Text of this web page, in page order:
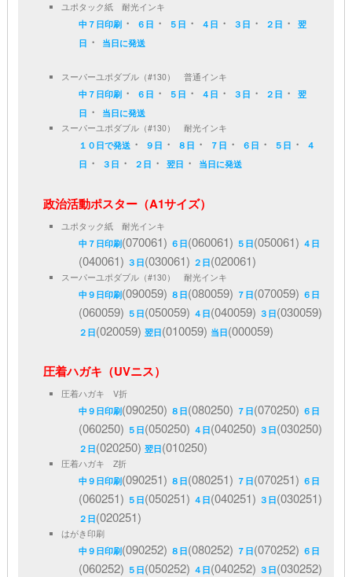
ユポタック紙 耐光インキ
中７日印刷 ・ ６日 ・ ５日 ・ ４日 ・ ３日 ・ ２日 ・翌
日 ・ 当日に発送
スーパーユポダブル（#130） 普通インキ
中７日印刷 ・ ６日 ・ ５日 ・ ４日 ・ ３日 ・ ２日 ・翌
日 ・
当日に発送
スーパーユポダブル（#130） 耐光インキ
１０日で発送 ・ ９日 ・ ８日 ・ ７日 ・ ６日 ・ ５日 ・
４
日 ・ ３日 ・ ２日 ・翌日 ・ 当日に発送
政治活動ポスター（A1サイズ）
ユポタック紙 耐光インキ
中７日印刷(070061) ６日(060061) ５日(050061) ４日
(040061) ３日(030061) ２日(020061)
スーパーユポダブル（#130） 耐光インキ
中９日印刷(090059) ８日(080059) ７日(070059) ６日
(060059) ５日(050059) ４日(040059) ３日(030059)
２日(020059)翌日(010059) 当日(000059)
圧着ハガキ（UVニス）
圧着ハガキ V折
中９日印刷(090250) ８日(080250) ７日(070250) ６日
(060250) ５日(050250) ４日(040250) ３日(030250)
２日(020250)翌日(010250)
圧着ハガキ Z折
中９日印刷(090251) ８日(080251) ７日(070251) ６日
(060251) ５日(050251) ４日(040251) ３日(030251)
２日(020251)
はがき印刷
中９日印刷(090252) ８日(080252) ７日(070252) ６日
(060252) ５日(050252) ４日(040252) ３日(030252)